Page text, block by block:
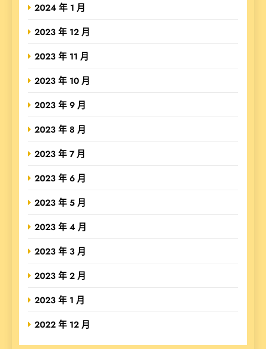
2024 年 1 月
2023 年 12 月
2023 年 11 月
2023 年 10 月
2023 年 9 月
2023 年 8 月
2023 年 7 月
2023 年 6 月
2023 年 5 月
2023 年 4 月
2023 年 3 月
2023 年 2 月
2023 年 1 月
2022 年 12 月